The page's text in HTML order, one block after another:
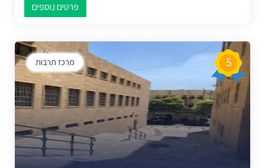
פרטים נוספים
מרכז תרבות 5